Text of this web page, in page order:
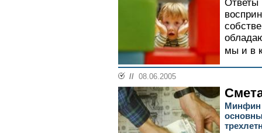
Ответы
мы и в
// 08.06.2005
Минфин